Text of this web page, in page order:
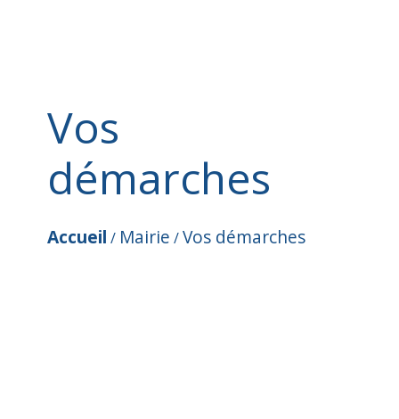
Vos
démarches
Accueil / Mairie /Vos démarches